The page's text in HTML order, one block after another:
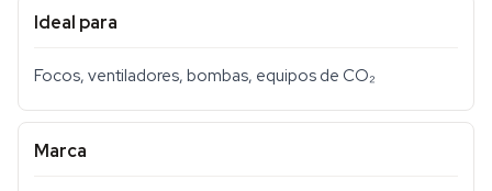
Ideal para
Focos, ventiladores, bombas, equipos de CO₂
Marca